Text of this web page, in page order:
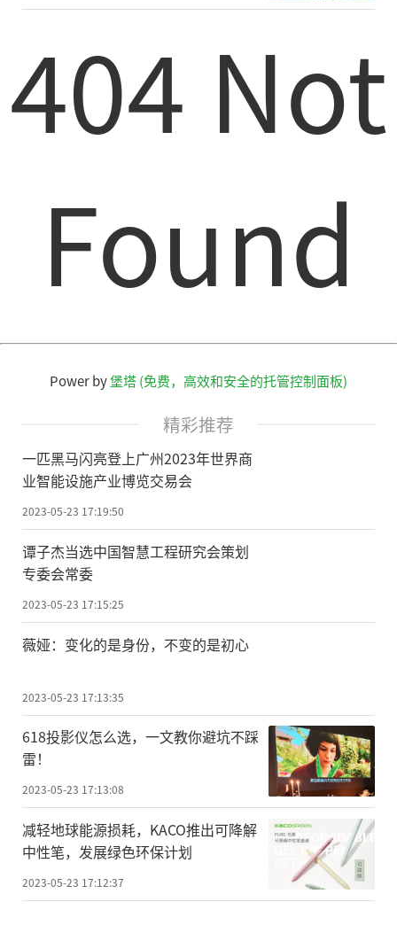
404 Not
Found
Power by堡塔 (免费，高效和安全的托管控制面板)
精彩推荐
一匹黑马闪亮登上广州2023年世界商
业智能设施产业博览交易会
2023-05-23 17:19:50
谭子杰当选中国智慧工程研究会策划
专委会常委
2023-05-23 17:15:25
薇娅：变化的是身份，不变的是初心
2023-05-23 17:13:35
618投影仪怎么选，一文教你避坑不踩
雷！
2023-05-23 17:13:08
减轻地球能源损耗，KACO推出可降解
中性笔，发展绿色环保计划
2023-05-23 17:12:37